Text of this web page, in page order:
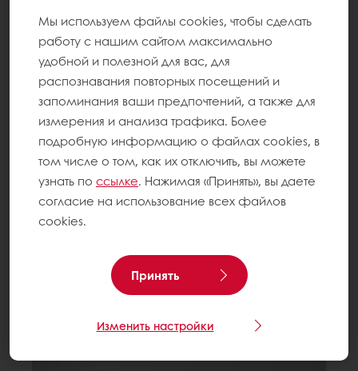
Мы используем файлы cookies, чтобы сделать
работу с нашим сайтом максимально
удобной и полезной для вас, для
распознавания повторных посещений и
запоминания ваши предпочтений, а также для
измерения и анализа трафика. Более
подробную информацию о файлах cookies, в
том числе о том, как их отключить, вы можете
узнать по ссылке. Нажимая «Принять», вы даете
согласие на использование всех файлов
cookies.
Принять
Изменить настройки